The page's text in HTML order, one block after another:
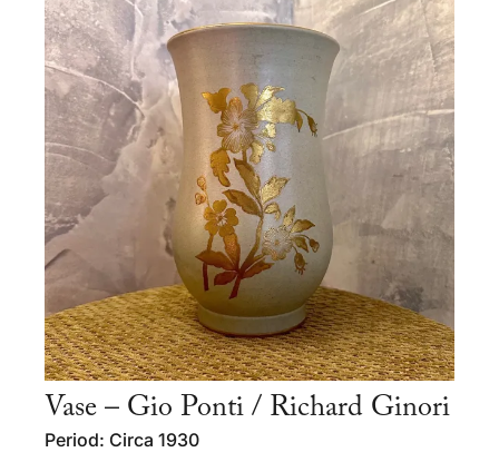
Vase – Gio Ponti / Richard Ginori
Period: Circa 1930